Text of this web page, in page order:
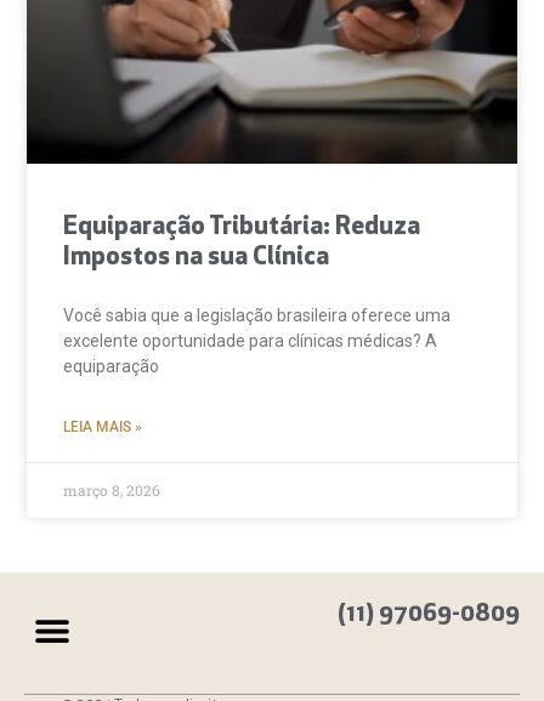
Equiparação Tributária: Reduza
Impostos na sua Clínica
Você sabia que a legislação brasileira oferece uma
excelente oportunidade para clínicas médicas? A
equiparação
LEIA MAIS »
março 8, 2026
(11) 97069-0809